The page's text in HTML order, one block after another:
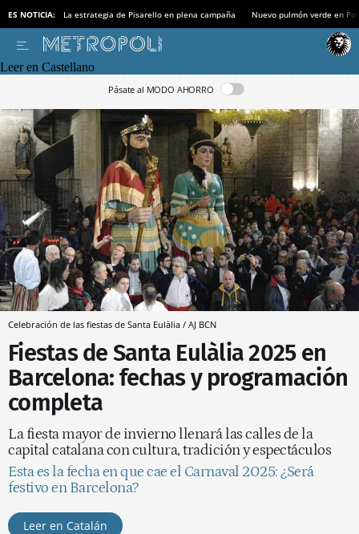
ES NOTICIA: La estrategia de Pisarello en plena campaña Nuevo pulmón verde en
Leer en Castellano
Pásate al MODO AHORRO
Celebración de las fiestas de Santa Eulàlia / AJ BCN
Fiestas de Santa Eulàlia 2025 en
Barcelona: fechas y programación
completa
La fiesta mayor de invierno llenará las calles de la
capital catalana con cultura, tradición y espectáculos
Esta es la fecha en que cae el Carnaval 2025: ¿Será
festivo en Barcelona?
Leer en Catalán